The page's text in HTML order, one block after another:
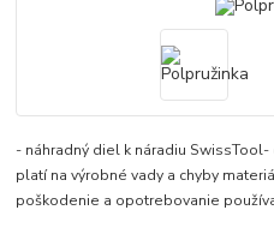
- náhradný diel k náradiu
platí na výrobné vady a chyby
poškodenie a opotrebovanie